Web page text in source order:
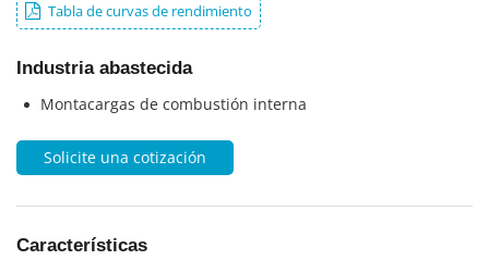
Tabla de curvas de rendimiento
Industria abastecida
Montacargas de combustión interna
Solicite una cotización
Características